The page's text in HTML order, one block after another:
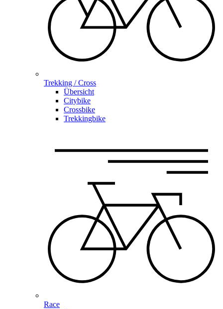
Trekking / Cross
Übersicht
Citybike
Crossbike
Trekkingbike
Race